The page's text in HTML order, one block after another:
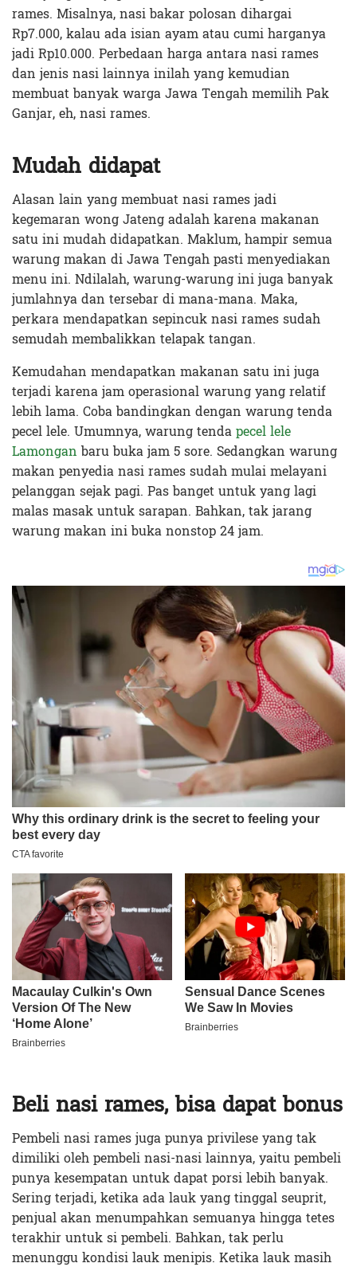
rames. Misalnya, nasi bakar polosan dihargai
Rp7.000, kalau ada isian ayam atau cumi harganya
jadi Rp10.000. Perbedaan harga antara nasi rames
dan jenis nasi lainnya inilah yang kemudian
membuat banyak warga Jawa Tengah memilih Pak
Ganjar, eh, nasi rames.
Mudah didapat
Alasan lain yang membuat nasi rames jadi
kegemaran wong Jateng adalah karena makanan
satu ini mudah didapatkan. Maklum, hampir semua
warung makan di Jawa Tengah pasti menyediakan
menu ini. Ndilalah, warung-warung ini juga banyak
jumlahnya dan tersebar di mana-mana. Maka,
perkara mendapatkan sepincuk nasi rames sudah
semudah membalikkan telapak tangan.
Kemudahan mendapatkan makanan satu ini juga
terjadi karena jam operasional warung yang relatif
lebih lama. Coba bandingkan dengan warung tenda
pecel lele. Umumnya, warung tendapecel lele
Lamonganbaru buka jam 5 sore. Sedangkan warung
makan penyedia nasi rames sudah mulai melayani
pelanggan sejak pagi. Pas banget untuk yang lagi
malas masak untuk sarapan. Bahkan, tak jarang
warung makan ini buka nonstop 24 jam.
Beli nasi rames, bisa dapat bonus
Pembeli nasi rames juga punya privilese yang tak
dimiliki oleh pembeli nasi-nasi lainnya, yaitu pembeli
punya kesempatan untuk dapat porsi lebih banyak.
Sering terjadi, ketika ada lauk yang tinggal seuprit,
penjual akan menumpahkan semuanya hingga tetes
terakhir untuk si pembeli. Bahkan, tak perlu
menunggu kondisi lauk menipis. Ketika lauk masih